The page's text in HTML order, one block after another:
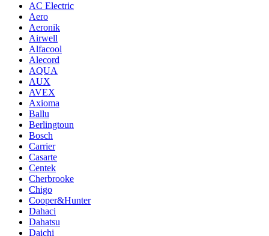
AC Electric
Aero
Aeronik
Airwell
Alfacool
Alecord
AQUA
AUX
AVEX
Axioma
Ballu
Berlingtoun
Bosch
Carrier
Casarte
Centek
Cherbrooke
Chigo
Cooper&Hunter
Dahaci
Dahatsu
Daichi